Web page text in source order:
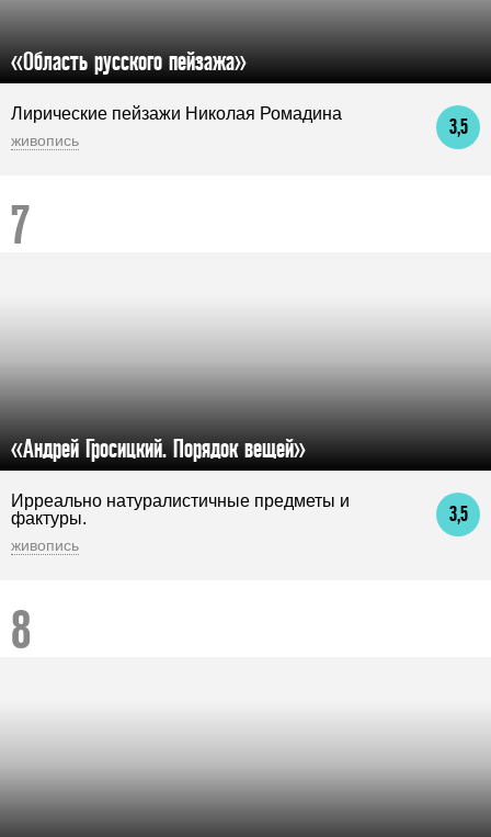
«Область русского пейзажа»
3,5
Лирические пейзажи Николая Ромадина
живопись
«Андрей Гросицкий. Порядок вещей»
3,5
Ирреально натуралистичные предметы и
фактуры.
живопись